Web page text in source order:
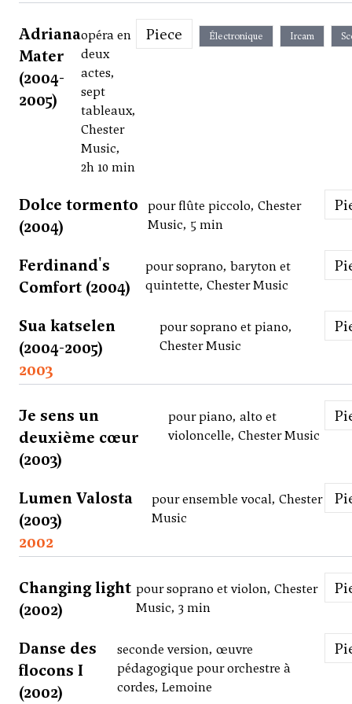
Adriana
Mater
(2004-
2005)
opéra en
deux
actes,
sept
tableaux,
Chester
Music,
2h 10 min
Piece Électronique Ircam
Dolce tormento
(2004)
pour flûte piccolo, Chester
Music, 5 min
Ferdinand's
Comfort (2004)
pour soprano, baryton et
quintette, Chester Music
Sua katselen
(2004-2005)
pour soprano et piano,
Chester Music
2003
Je sens un
deuxième cœur
(2003)
pour piano, alto et
violoncelle, Chester Music
Lumen Valosta
(2003)
pour ensemble vocal, Chester
Music
2002
Changing light
(2002)
pour soprano et violon, Chester
Music, 3 min
Danse des
flocons I
(2002)
seconde version, œuvre
pédagogique pour orchestre à
cordes, Lemoine